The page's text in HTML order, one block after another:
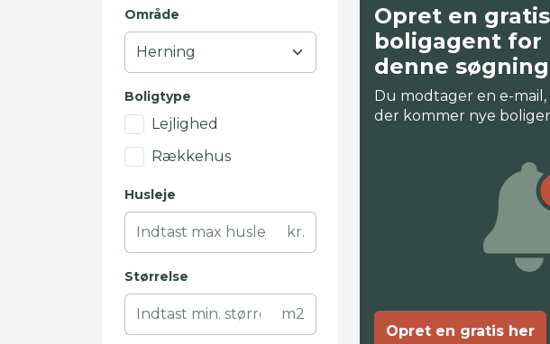
Område
Boligtype
Lejlighed
Rækkehus
Husleje
kr.
Størrelse
m2
Opret en gratis
boligagent for
denne søgning
Du modtager en e-mail,
der kommer nye boliger
Opret en gratis her